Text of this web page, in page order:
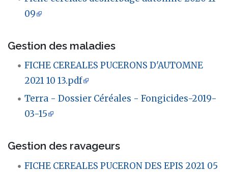
09
Gestion des maladies
FICHE CEREALES PUCERONS D'AUTOMNE
2021 10 13.pdf
Terra - Dossier Céréales - Fongicides-2019-
03-15
Gestion des ravageurs
FICHE CEREALES PUCERON DES EPIS 2021 05